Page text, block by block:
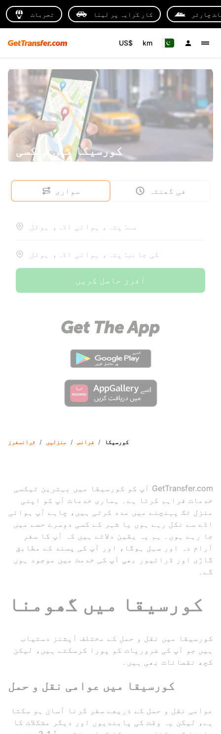
تجربات کار کرایہ پر لینا چارٹر
US$ km
کورسیکا میں ٹیکسی
سواری فی گھنٹہ
سے: پتہ، ہوائی اڈہ، ہوٹل
کی جانب: پتہ، ہوائی اڈہ، ہوٹل
آفرز حاصل کریں
ٹرانسفرز / منزلیں / فرانس / کورسیکا
GetTransfer.com آپ کو کورسیقا میں بہترین ٹیکسی
خدمات فراہم کرتا ہے۔ ہماری خدمات آپ کو اپنی
منزل تک پہنچنے میں مدد کرتی ہیں، چاہے آپ ہوائی
اڈے سے نکل رہے ہوں یا شہر کے کسی دوسرے حصے میں
جا رہے ہوں۔ ہم یہ یقین دلاتے ہیں کہ آپ کا سفر
آرام دہ اور سہل ہوگا، اور آپ کی پسند کے مطابق
گاڑی اور ڈرائیور بھی آپ کی خدمت میں موجود ہوں
گے۔
کورسیقا میں گھومنا
کورسیقا میں نقل و حمل کے مختلف آپشنز دستیاب
ہیں جو آپ کی ضروریات کو پورا کرسکتے ہیں، لیکن
کچھ نقصانات بھی ہیں۔
کورسیقا میں عوامی نقل و حمل
عوامی نقل و حمل کے ذریعے سفر کرنا آسان ہو سکتا
ہے، لیکن یہ وقت کی پابندیوں اور دیگر مشکلات کا